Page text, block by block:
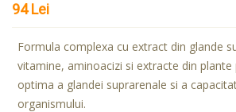
94 Lei
Formula complexa cu extract din glande
vitamine, aminoacizi si extracte din
optima a glandei suprarenale si a
organismului.